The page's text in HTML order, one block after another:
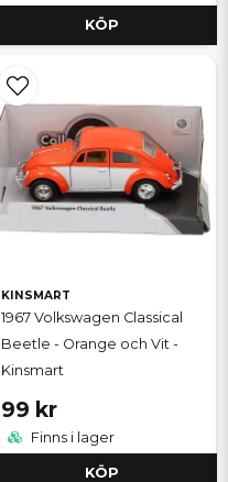
KÖP
KINSMART
1967 Volkswagen Classical
Beetle - Orange och Vit -
Kinsmart
99 kr
Finns i lager
KÖP